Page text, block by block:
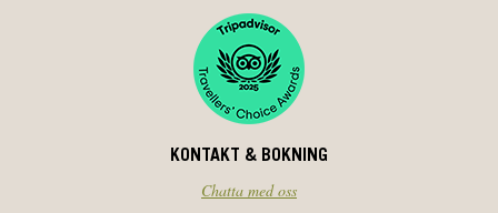
KONTAKT & BOKNING
Chatta med oss